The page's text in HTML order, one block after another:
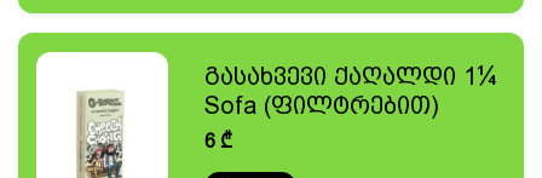
გასახვევი ქაღალდი 1¼
Sofa (ფილტრებით)
6₾